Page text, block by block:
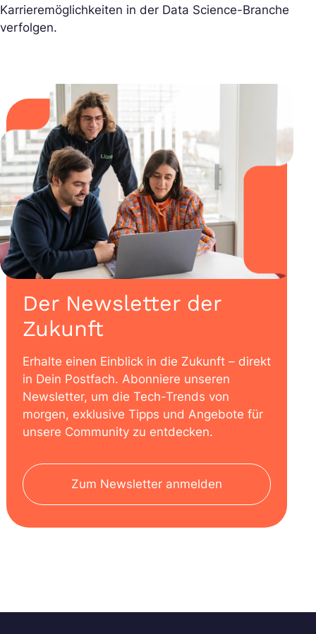
Karrieremöglichkeiten in der Data Science-Branche
verfolgen.
Der Newsletter der
Zukunft
Erhalte einen Einblick in die Zukunft – direkt
in Dein Postfach. Abonniere unseren
Newsletter, um die Tech-Trends von
morgen, exklusive Tipps und Angebote für
unsere Community zu entdecken.
Zum Newsletter anmelden